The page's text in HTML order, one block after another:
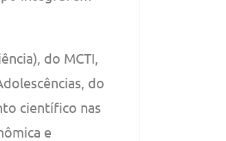
do MCTI,
do
científico nas
e